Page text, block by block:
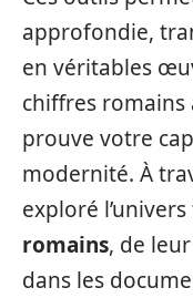
approfondie,
en véritables
chiffres
prouve votre
modernité. À
exploré
romains, de
dans les